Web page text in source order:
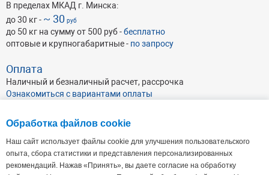
В пределах МКАД г. Минска:
до 30 кг - ~ 30 руб
до 50 кг на сумму от 500 руб -бесплатно
оптовые и крупногабаритные - по запросу
Оплата
Наличный и безналичный расчет, рассрочка
Ознакомиться с вариантами оплаты
ОАО Абразивхимсбыт , УНП 191046462
Обработка файлов cookie
Наш сайт использует файлы cookie для улучшения пользовательского
опыта, сбора статистики и представления персонализированных
рекомендаций. Нажав «Принять», вы даете согласие на обработку